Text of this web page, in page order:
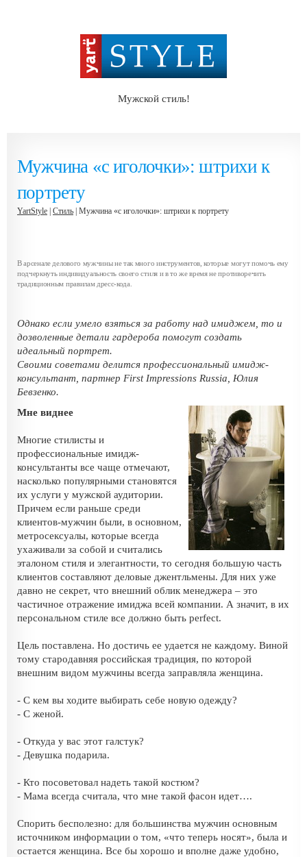
Мужской стиль!
Мужчина «с иголочки»: штрихи к
портрету
YartStyle Стиль | Мужчина «с иголочки»: штрихи к портрету
В арсенале делового мужчины не так много инструментов, которые могут помочь ему
подчеркнуть индивидуальность своего стиля и в то же время не противоречить
традиционным правилам дресс-кода.
Однако если умело взяться за работу над имиджем, то и
дозволенные детали гардероба помогут создать
идеальный портрет.
Своими советами делится профессиональный имидж-
консультант, партнер First Impressions Russia, Юлия
Бевзенко.
Мне виднее
Многие стилисты и
профессиональные имидж-
консультанты все чаще отмечают,
насколько популярными становятся
их услуги у мужской аудитории.
Причем если раньше среди
клиентов-мужчин были, в основном,
метросексуалы, которые всегда
ухаживали за собой и считались
эталоном стиля и элегантности, то сегодня большую часть
клиентов составляют деловые джентльмены. Для них уже
давно не секрет, что внешний облик менеджера – это
частичное отражение имиджа всей компании. А значит, в их
персональном стиле все должно быть perfect.
Цель поставлена. Но достичь ее удается не каждому. Виной
тому стародавняя российская традиция, по которой
внешним видом мужчины всегда заправляла женщина.
- С кем вы ходите выбирать себе новую одежду?
- С женой.
- Откуда у вас этот галстук?
- Девушка подарила.
- Кто посоветовал надеть такой костюм?
- Мама всегда считала, что мне такой фасон идет….
Спорить бесполезно: для большинства мужчин основным
источником информации о том, «что теперь носят», была и
остается женщина. Все бы хорошо и вполне даже удобно,